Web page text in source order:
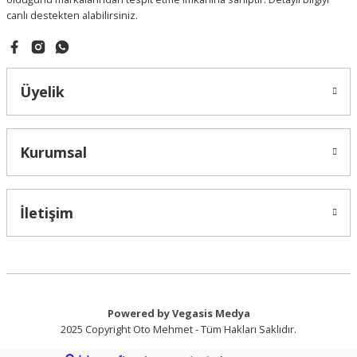
canlı destekten alabilirsiniz.
Üyelik
Kurumsal
İletişim
Powered by Vegasis Medya
2025 Copyright Oto Mehmet - Tüm Hakları Saklıdır.